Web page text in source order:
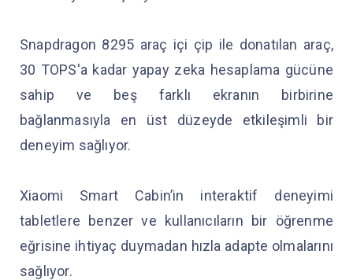
Snapdragon 8295 araç içi çip ile donatılan araç,
30 TOPS'a kadar yapay zeka hesaplama gücüne
sahip ve beş farklı ekranın birbirine
bağlanmasıyla en üst düzeyde etkileşimli bir
deneyim sağlıyor.
Xiaomi Smart Cabin’in interaktif deneyimi
tabletlere benzer ve kullanıcıların bir öğrenme
eğrisine ihtiyaç duymadan hızla adapte olmalarını
sağlıyor.